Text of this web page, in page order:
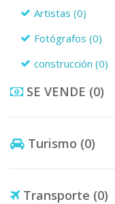
Artistas
(0)
Fotógrafos
(0)
construcción
(0)
SE VENDE (0)
Turismo (0)
Transporte (0)